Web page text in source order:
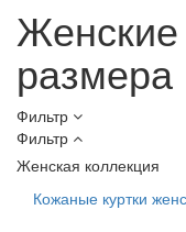
размера
Фильтр
Фильтр
Женская коллекция
Кожаные куртки